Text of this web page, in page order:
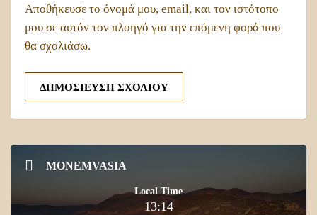
Αποθήκευσε το όνομά μου, email, και τον ιστότοπο
μου σε αυτόν τον πλοηγό για την επόμενη φορά που
θα σχολιάσω.
MONEMVASIA
Local Time
13:14